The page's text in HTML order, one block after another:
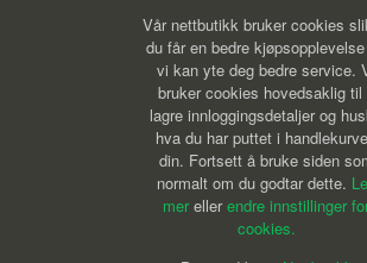
Vår nettbutikk bruker cookies
du får en bedre
vi kan yte deg bedre service.
bruker cookies hovedsaklig til
lagre innloggingsdetaljer og
hva du har puttet i
din. Fortsett å bruke siden
normalt om du godtar dette.
mer ellerendre innstillinger
cookies.